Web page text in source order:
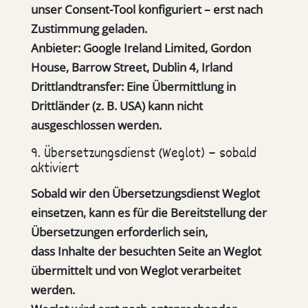
unser Consent-Tool konfiguriert – erst nach
Zustimmung geladen.
Anbieter:Google Ireland Limited, Gordon
House, Barrow Street, Dublin 4, Irland
Drittlandtransfer:Eine Übermittlung in
Drittländer (z. B. USA) kann nicht
ausgeschlossen werden.
9. Übersetzungsdienst (Weglot) – sobald
aktiviert
Sobald wir den Übersetzungsdienst Weglot
einsetzen, kann es für die Bereitstellung der
Übersetzungen erforderlich sein,
dass Inhalte der besuchten Seite an Weglot
übermittelt und von Weglot verarbeitet
werden.